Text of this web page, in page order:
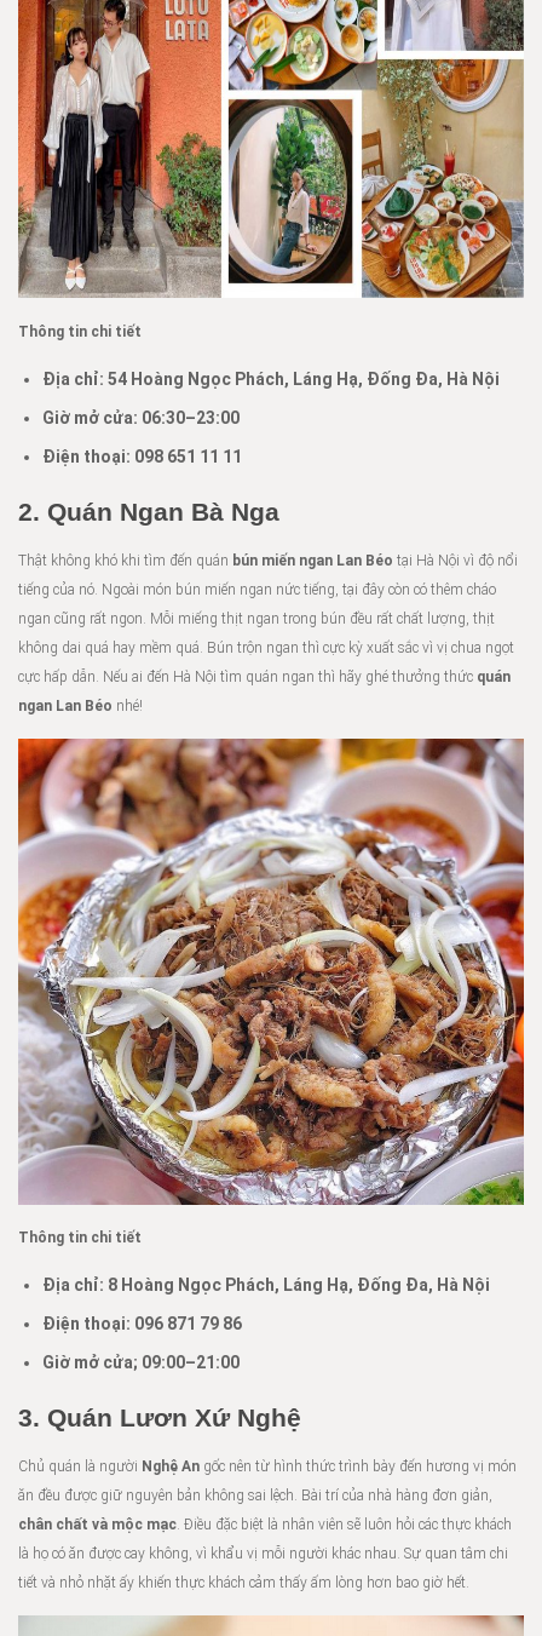
Thông tin chi tiết
Địa chỉ: 54 Hoàng Ngọc Phách, Láng Hạ, Đống Đa, Hà Nội
Giờ mở cửa: 06:30–23:00
Điện thoại: 098 651 11 11
2. Quán Ngan Bà Nga
Thật không khó khi tìm đến quán bún miến ngan Lan Béo tại Hà Nội vì độ nổi
tiếng của nó. Ngoài món bún miến ngan nức tiếng, tại đây còn có thêm cháo
ngan cũng rất ngon. Mỗi miếng thịt ngan trong bún đều rất chất lượng, thịt
không dai quá hay mềm quá. Bún trộn ngan thì cực kỳ xuất sắc vì vị chua ngọt
cực hấp dẫn. Nếu ai đến Hà Nội tìm quán ngan thì hãy ghé thưởng thức quán
ngan Lan Béo nhé!
Thông tin chi tiết
Địa chỉ: 8 Hoàng Ngọc Phách, Láng Hạ, Đống Đa, Hà Nội
Điện thoại: 096 871 79 86
Giờ mở cửa; 09:00–21:00
3. Quán Lươn Xứ Nghệ
Chủ quán là người Nghệ An gốc nên từ hình thức trình bày đến hương vị món
ăn đều được giữ nguyên bản không sai lệch. Bài trí của nhà hàng đơn giản,
chân chất và mộc mạc. Điều đặc biệt là nhân viên sẽ luôn hỏi các thực khách
là họ có ăn được cay không, vì khẩu vị mỗi người khác nhau. Sự quan tâm chi
tiết và nhỏ nhặt ấy khiến thực khách cảm thấy ấm lòng hơn bao giờ hết.